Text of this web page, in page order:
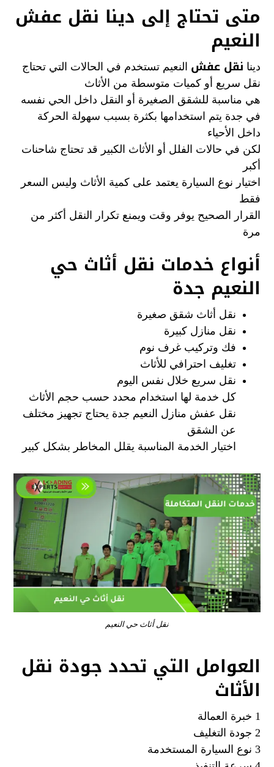
متى تحتاج إلى دينا نقل عفش
النعيم
دينا نقل عفش النعيم تستخدم في الحالات التي تحتاج
نقل سريع أو كميات متوسطة من الأثاث
هي مناسبة للشقق الصغيرة أو النقل داخل الحي نفسه
في جدة يتم استخدامها بكثرة بسبب سهولة الحركة
داخل الأحياء
لكن في حالات الفلل أو الأثاث الكبير قد تحتاج شاحنات
أكبر
اختيار نوع السيارة يعتمد على كمية الأثاث وليس السعر
فقط
القرار الصحيح يوفر وقت ويمنع تكرار النقل أكثر من
مرة
أنواع خدمات نقل أثاث حي
النعيم جدة
نقل أثاث شقق صغيرة
نقل منازل كبيرة
فك وتركيب غرف نوم
تغليف احترافي للأثاث
نقل سريع خلال نفس اليوم
كل خدمة لها استخدام محدد حسب حجم الأثاث
نقل عفش منازل النعيم جدة يحتاج تجهيز مختلف
عن الشقق
اختيار الخدمة المناسبة يقلل المخاطر بشكل كبير
نقل أثاث حي النعيم
العوامل التي تحدد جودة نقل
الأثاث
1 خبرة العمالة
2 جودة التغليف
3 نوع السيارة المستخدمة